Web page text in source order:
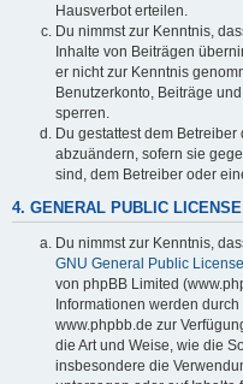
Hausverbot erteilen.
Du nimmst zur Kenntnis,
Inhalte von Beiträgen
er nicht zur Kenntnis
Benutzerkonto, Beiträge
sperren.
Du gestattest dem
abzuändern, sofern sie
sind, dem Betreiber oder
4. GENERAL PUBLIC LICENSE
Du nimmst zur Kenntnis,
GNU General Public
von phpBB Limited
Informationen werden
www.phpbb.de zur
die Art und Weise, wie die
insbesondere die